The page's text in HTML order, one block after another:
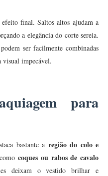
efeito final. Saltos altos ajudam a
a elegância do corte sereia.
ser facilmente combinadas
visual impecável.
para
bastante a região do colo e
comocoques ou rabos de cavalo
deixam o vestido brilhar e